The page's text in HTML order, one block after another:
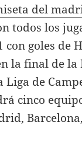
del
todos los
goles de
la final de la
de
cinco